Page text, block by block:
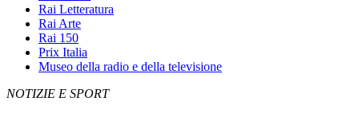
Rai Letteratura
Rai Arte
Rai 150
Prix Italia
Museo della radio e della televisione
NOTIZIE E SPORT